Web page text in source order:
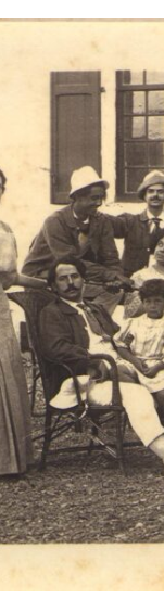
ciudades, como
carácter realista,
En 1964 se instala en
Fascinado por el
entorno. Estos
su creación, donde
Esta
manierismo italiano
durante
con Salvador Dalí, que
artística.